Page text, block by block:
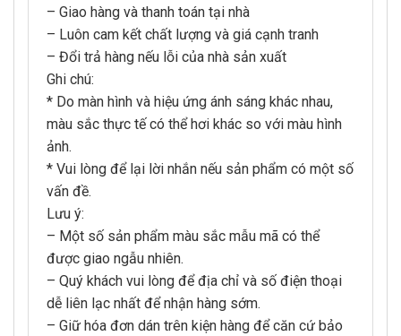
– Giao hàng và thanh toán tại nhà
– Luôn cam kết chất lượng và giá cạnh tranh
– Đổi trả hàng nếu lỗi của nhà sản xuất
Ghi chú:
* Do màn hình và hiệu ứng ánh sáng khác nhau,
màu sắc thực tế có thể hơi khác so với màu hình
ảnh.
* Vui lòng để lại lời nhắn nếu sản phẩm có một số
vấn đề.
Lưu ý:
– Một số sản phẩm màu sắc mẫu mã có thể
được giao ngẫu nhiên.
– Quý khách vui lòng để địa chỉ và số điện thoại
dễ liên lạc nhất để nhận hàng sớm.
– Giữ hóa đơn dán trên kiện hàng để căn cứ bảo